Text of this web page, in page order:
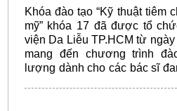
Khóa đào tạo “Kỹ thuật tiêm
mỹ” khóa 17 đã được tổ
viện Da Liễu TP.HCM từ
mang đến chương trình
lượng dành cho các bác sĩ